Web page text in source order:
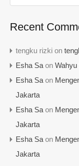
Recent
tengku rizki on
Esha Sa on Wahyu
Esha Sa on
Jakarta
Esha Sa on
Jakarta
Esha Sa on
Jakarta